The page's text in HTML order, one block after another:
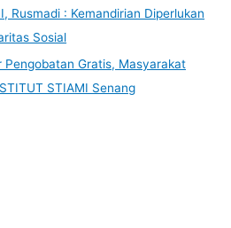
Rusmadi : Kemandirian Diperlukan
Sosial
Pengobatan Gratis, Masyarakat
STIAMI Senang